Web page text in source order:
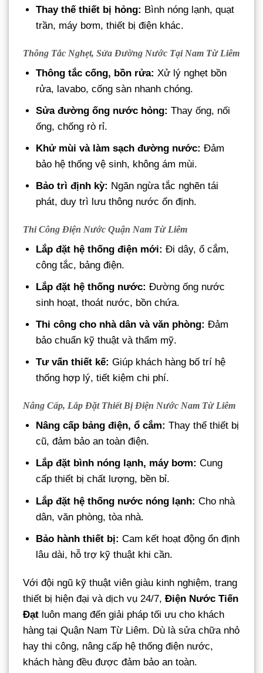
Thay thế thiết bị hỏng: Bình nóng lạnh, quạt
trần, máy bơm, thiết bị điện khác.
Thông Tắc Nghẹt, Sửa Đường Nước Tại Nam Từ Liêm
Thông tắc cống, bồn rửa: Xử lý nghẹt bồn
rửa, lavabo, cống sàn nhanh chóng.
Sửa đường ống nước hỏng: Thay ống, nối
ống, chống rò rỉ.
Khử mùi và làm sạch đường nước: Đảm
bảo hệ thống vệ sinh, không ám mùi.
Bảo trì định kỳ: Ngăn ngừa tắc nghẽn tái
phát, duy trì lưu thông nước ổn định.
Thi Công Điện Nước Quận Nam Từ Liêm
Lắp đặt hệ thống điện mới: Đi dây, ổ cắm,
công tắc, bảng điện.
Lắp đặt hệ thống nước: Đường ống nước
sinh hoạt, thoát nước, bồn chứa.
Thi công cho nhà dân và văn phòng: Đảm
bảo chuẩn kỹ thuật và thẩm mỹ.
Tư vấn thiết kế: Giúp khách hàng bố trí hệ
thống hợp lý, tiết kiệm chi phí.
Nâng Cấp, Lắp Đặt Thiết Bị Điện Nước Nam Từ Liêm
Nâng cấp bảng điện, ổ cắm: Thay thế thiết bị
cũ, đảm bảo an toàn điện.
Lắp đặt bình nóng lạnh, máy bơm: Cung
cấp thiết bị chất lượng, bền bỉ.
Lắp đặt hệ thống nước nóng lạnh: Cho nhà
dân, văn phòng, tòa nhà.
Bảo hành thiết bị: Cam kết hoạt động ổn định
lâu dài, hỗ trợ kỹ thuật khi cần.
Với đội ngũ kỹ thuật viên giàu kinh nghiệm, trang
thiết bị hiện đại và dịch vụ 24/7, Điện Nước Tiến
Đạt luôn mang đến giải pháp tối ưu cho khách
hàng tại Quận Nam Từ Liêm. Dù là sửa chữa nhỏ
hay thi công, nâng cấp hệ thống điện nước,
khách hàng đều được đảm bảo an toàn.